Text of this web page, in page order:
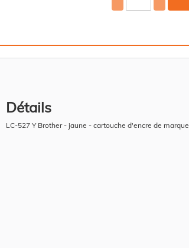
Détails
LC-527 Y Brother - jaune - cartouche d'encre de marque